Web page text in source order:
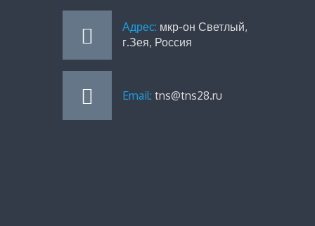
Адрес: мкр-он Светлый,
г.Зея, Россия
Email: tns@tns28.ru